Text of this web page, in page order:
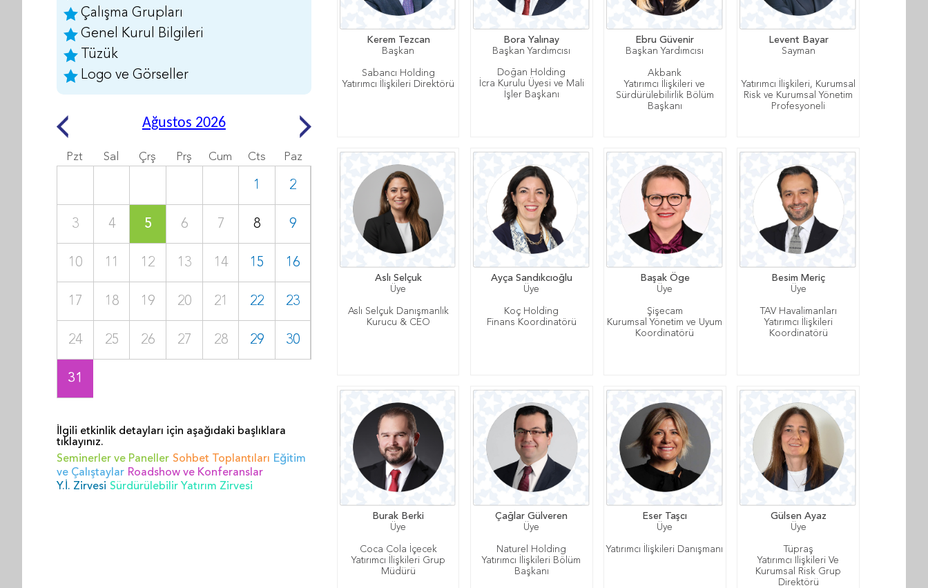
Çalışma Grupları
Genel Kurul Bilgileri
Tüzük
Logo ve Görseller
Ağustos 2026
Pzt Sal Çrş Prş Cum Cts Paz
1 2
3 4 5 6 7 8 9
10 11 12 13 14 15 16
17 18 19 20 21 22 23
24 25 26 27 28 29 30
31
İlgili etkinlik detayları için aşağıdaki başlıklara
tıklayınız.
Seminerler ve Paneller Sohbet Toplantıları Eğitim
ve Çalıştaylar Roadshow ve Konferanslar
Y.İ. Zirvesi Sürdürülebilir Yatırım Zirvesi
Kerem Tezcan
Başkan
Sabancı Holding
Yatırımcı İlişkileri Direktörü
Bora Yalınay
Başkan Yardımcısı
Doğan Holding
İcra Kurulu Üyesi ve Mali
İşler Başkanı
Ebru Güvenir
Başkan Yardımcısı
Akbank
Yatırımcı İlişkileri ve
Sürdürülebilirlik Bölüm
Başkanı
Levent Bayar
Sayman
Yatırımcı İlişkileri, Kurumsal
Risk ve Kurumsal Yönetim
Profesyoneli
Aslı Selçuk
Üye
Aslı Selçuk Danışmanlık
Kurucu & CEO
Ayça Sandıkcıoğlu
Üye
Koç Holding
Finans Koordinatörü
Başak Öge
Üye
Şişecam
Kurumsal Yönetim ve Uyum
Koordinatörü
Besim Meriç
Üye
TAV Havalimanları
Yatırımcı İlişkileri
Koordinatörü
Burak Berki
Üye
Coca Cola İçecek
Yatırımcı İlişkileri Grup
Müdürü
Çağlar Gülveren
Üye
Naturel Holding
Yatırımcı İlişkileri Bölüm
Başkanı
Eser Taşcı
Üye
Yatırımcı İlişkileri Danışmanı
Gülsen Ayaz
Üye
Tüpraş
Yatırımcı Ilişkileri Ve
Kurumsal Risk Grup
Direktörü